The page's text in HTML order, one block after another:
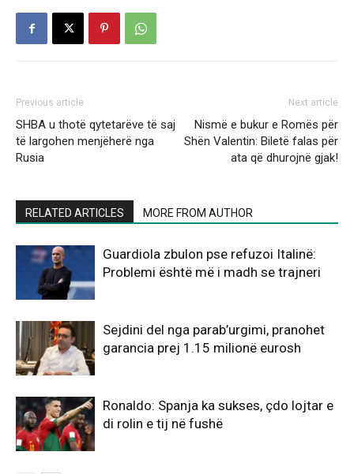
Previous article
SHBA u thotë qytetarëve të saj
të largohen menjëherë nga
Rusia
Next article
Nismë e bukur e Romës për
Shën Valentin: Biletë falas për
ata që dhurojnë gjak!
RELATED ARTICLES MORE FROM AUTHOR
Guardiola zbulon pse refuzoi Italinë:
Problemi është më i madh se trajneri
Sejdini del nga parab’urgimi, pranohet
garancia prej 1.15 milionë eurosh
Ronaldo: Spanja ka sukses, çdo lojtar e
di rolin e tij në fushë